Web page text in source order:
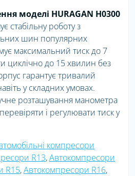
моделі HURAGAN H0300
стабільну роботу з
шин популярних
максимальний тиск до 7
циклічно до 15 хвилин без
гарантує тривалий
у складних умовах.
розташування манометра
і регулювати тиск у
компресори
R13,Автокомпресори
R15,Автокомпресори R16,